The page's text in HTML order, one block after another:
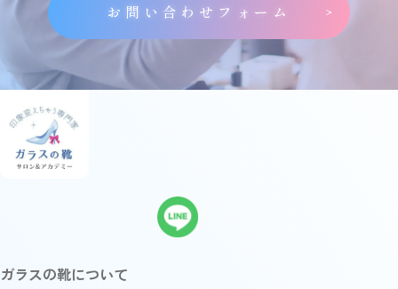
お問い合わせフォーム
ガラスの靴について